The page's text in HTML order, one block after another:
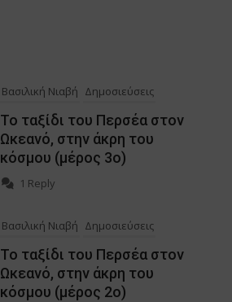
Βασιλική Νιαβή Δημοσιεύσεις
Το ταξίδι του Περσέα στον
Ωκεανό, στην άκρη του
κόσμου (μέρος 3ο)
1 Reply
Βασιλική Νιαβή Δημοσιεύσεις
Το ταξίδι του Περσέα στον
Ωκεανό, στην άκρη του
κόσμου (μέρος 2ο)